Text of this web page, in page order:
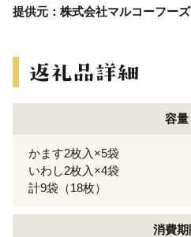
提供元：株式会社マルコーフーズ
容量
かます2枚入×5袋
いわし2枚入×4袋
計9袋（18枚）
消費期